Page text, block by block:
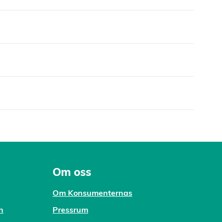
Om oss
Om Konsumenternas
Pressrum